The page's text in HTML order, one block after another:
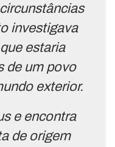
investigava
estaria
de um povo
exterior.
e encontra
de origem